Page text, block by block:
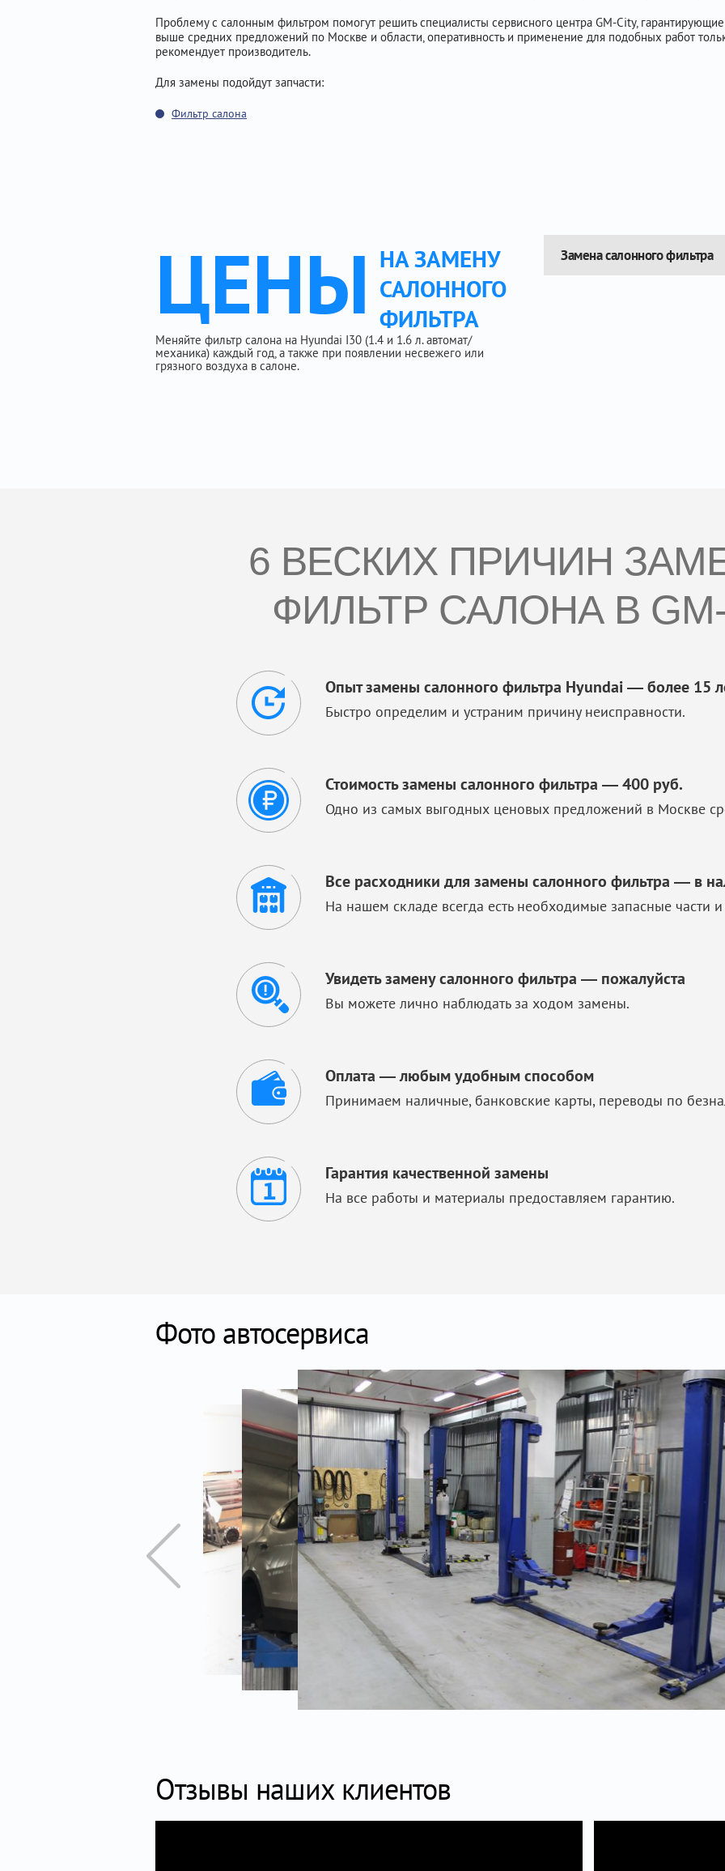
Проблему с салонным фильтром помогут решить специалисты сервисного центра GM-City,
выше средних предложений по Москве и области, оперативность и применение для подобных работ
рекомендует производитель.
Для замены подойдут запчасти:
Фильтр салона
ЦЕНЫ НА ЗАМЕНУ
САЛОННОГО
ФИЛЬТРА
Меняйте фильтр салона на Hyundai I30 (1.4 и 1.6 л. автомат/
механика) каждый год, а также при появлении несвежего или
грязного воздуха в салоне.
Замена салонного фильтра
6 ВЕСКИХ ПРИЧИН
ФИЛЬТР САЛОНА В
Опыт замены салонного фильтра Hyundai — более 15
Быстро определим и устраним причину неисправности.
Стоимость замены салонного фильтра — 400 руб.
Одно из самых выгодных ценовых предложений в Москве
Все расходники для замены салонного фильтра — в
На нашем складе всегда есть необходимые запасные части
Увидеть замену салонного фильтра — пожалуйста
Вы можете лично наблюдать за ходом замены.
Оплата — любым удобным способом
Принимаем наличные, банковские карты, переводы по
Гарантия качественной замены
На все работы и материалы предоставляем гарантию.
Фото автосервиса
Отзывы наших клиентов